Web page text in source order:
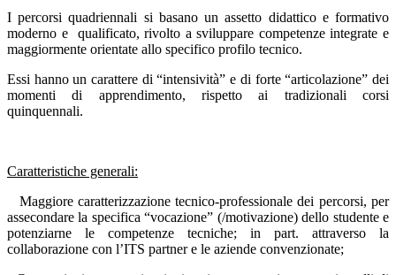
I percorsi quadriennali si basano un assetto didattico e formativo
moderno e
qualificato, rivolto a sviluppare competenze integrate e
maggiormente orientate allo specifico profilo tecnico.
Essi hanno un carattere di “intensività” e di forte “articolazione” dei
momenti di apprendimento, rispetto ai tradizionali corsi
quinquennali.
Caratteristiche generali:
Maggiore caratterizzazione tecnico-professionale dei percorsi, per
assecondare la specifica “vocazione” (/motivazione) dello studente e
potenziarne le competenze tecniche; in part. attraverso la
collaborazione con l’ITS partner e le aziende convenzionate;